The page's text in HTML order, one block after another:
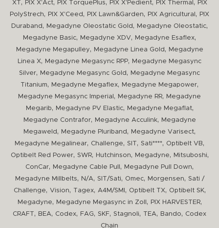
XT
, PIX X'Act, PIX TorquePlus, PIX X'Pedient, PIX Thermal ,
PIX
PolyStrech, PIX X'Ceed , PIX Lawn&Garden, PIX Agricultural ,
PIX
Duraband , Megadyne Oleostatic Gold , Megadyne Oleostatic,
Megadyne Basic, Megadyne XDV, Megadyne Esaflex,
Megadyne Megapulley, Megadyne Linea Gold ,
Megadyne
Linea X, Megadyne Megasync RPP,
Megadyne Megasync
Silver, Megadyne Megasync Gold ,
Megadyne Megasync
Titanium, Megadyne Megaflex, Megadyne Megapower,
Megadyne Megasync Imperial , Megadyne RR,
Megadyne
Megarib, Megadyne PV Elastic, Megadyne Megaflat,
Megadyne Contrafor, Megadyne Acculink,
Megadyne
Megaweld , Megadyne Pluriband , Megadyne Varisect,
Megadyne Megalinear, Challenge, SIT , Sati****, Optibelt VB,
Optibelt Red Power, SWR, Hutchinson, Megadyne, Mitsuboshi,
ConCar, Megadyne Cable Pull , Megadyne Pull Down,
Megadyne Millbelts, N/A, SIT/Sati, Omec, Morgensen, Sati /
Challenge, Vision, Tagex, A4M/SMI , Optibelt TX, Optibelt SK,
Megadyne, Megadyne Megasync in Zoll , PIX HARVESTER,
CRAFT , BEA, Codex, FAG, SKF, Stagnoli, TEA, Bando, Codex
Chain